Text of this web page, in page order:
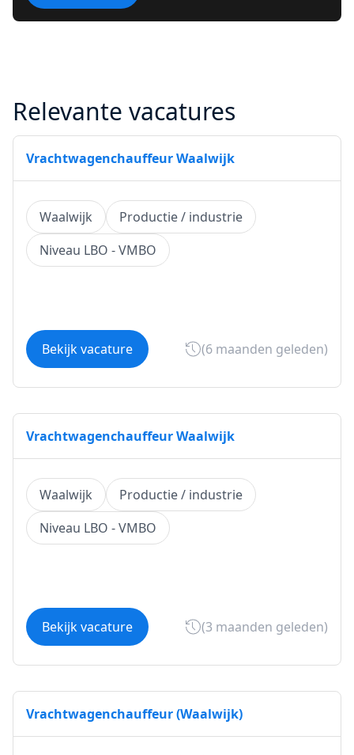
Relevante vacatures
Vrachtwagenchauffeur Waalwijk
Waalwijk
Productie / industrie
Niveau LBO - VMBO
Bekijk vacature (6 maanden geleden)
Vrachtwagenchauffeur Waalwijk
Waalwijk
Productie / industrie
Niveau LBO - VMBO
Bekijk vacature (3 maanden geleden)
Vrachtwagenchauffeur (Waalwijk)